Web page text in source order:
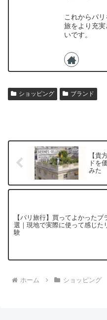
これからパ
旅をより充
いです。
ショッピング ブランド
【貴
ドを
みた
【パリ旅行】買ってよかったブ
選｜現地で実際に使って感じた
験
ホーム ショッピング